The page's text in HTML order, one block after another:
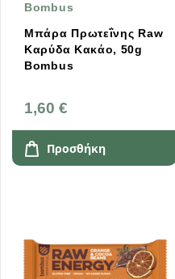
Bombus
Μπάρα Πρωτεΐνης Raw
Καρύδα Κακάο, 50g
Bombus
1,60 €
Προσθήκη